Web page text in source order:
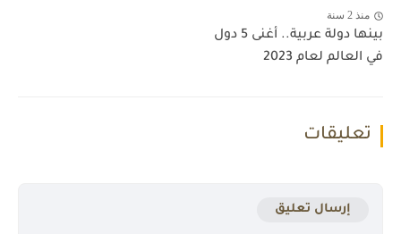
منذ 2 سنة
بينها دولة عربية.. أغنى 5 دول
في العالم لعام 2023
تعليقات
إرسال تعليق